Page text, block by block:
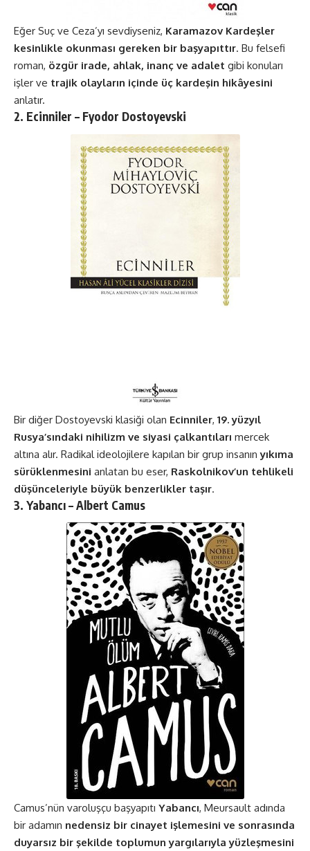
Eğer Suç ve Ceza’yı sevdiyseniz, Karamazov Kardeşler
kesinlikle okunması gereken bir başyapıttır. Bu felsefi
roman, özgür irade, ahlak, inanç ve adalet gibi konuları
işler ve trajik olayların içinde üç kardeşin hikâyesini
anlatır​​.
2. Ecinniler – Fyodor Dostoyevski
Bir diğer Dostoyevski klasiği olan Ecinniler, 19. yüzyıl
Rusya’sındaki nihilizm ve siyasi çalkantıları mercek
altına alır. Radikal ideolojilere kapılan bir grup insanınyıkıma
sürüklenmesini anlatan bu eser, Raskolnikov’un tehlikeli
düşünceleriyle büyük benzerlikler taşır​​.
3. Yabancı – Albert Camus
Camus’nün varoluşçu başyapıtı Yabancı, Meursault adında
bir adamın nedensiz bir cinayet işlemesini ve sonrasında
duyarsız bir şekilde toplumun yargılarıyla yüzleşmesini